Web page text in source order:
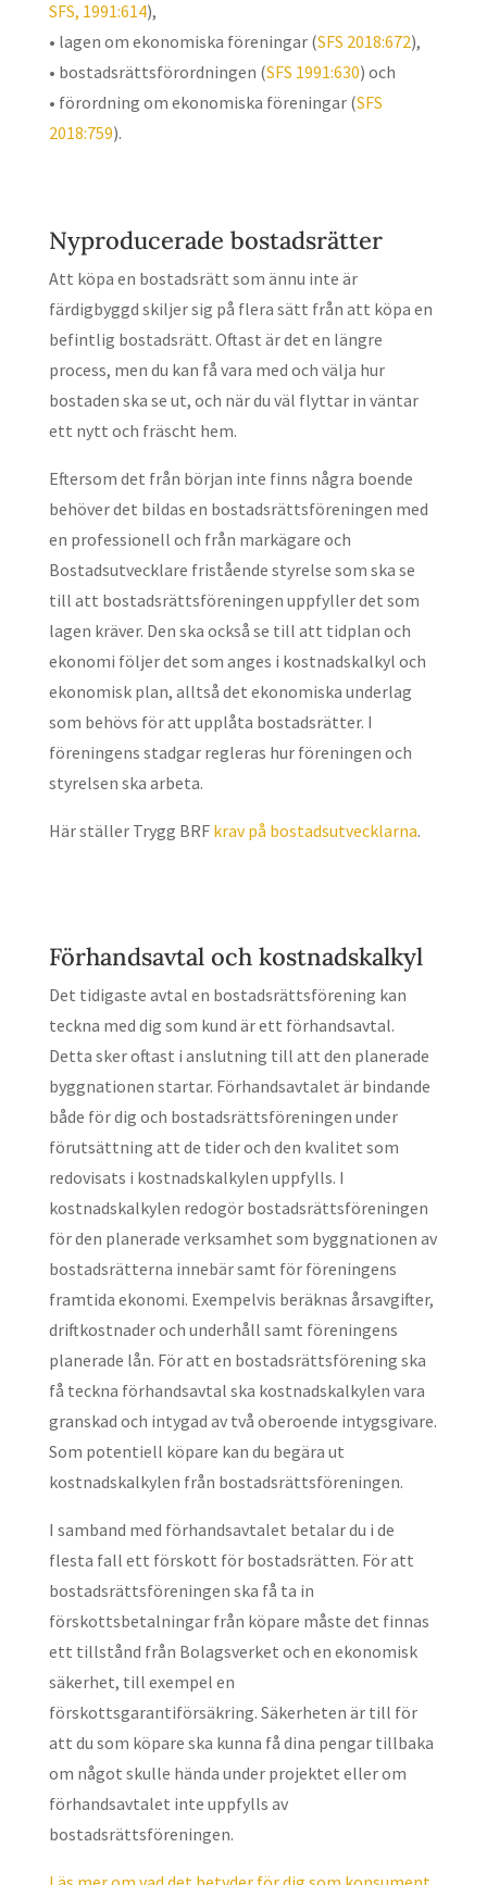
SFS, 1991:614),
• lagen om ekonomiska föreningar (SFS 2018:672),
• bostadsrättsförordningen (SFS 1991:630) och
• förordning om ekonomiska föreningar (SFS
2018:759).
Nyproducerade bostadsrätter
Att köpa en bostadsrätt som ännu inte är
färdigbyggd skiljer sig på flera sätt från att köpa en
befintlig bostadsrätt. Oftast är det en längre
process, men du kan få vara med och välja hur
bostaden ska se ut, och när du väl flyttar in väntar
ett nytt och fräscht hem.
Eftersom det från början inte finns några boende
behöver det bildas en bostadsrättsföreningen med
en professionell och från markägare och
Bostadsutvecklare fristående styrelse som ska se
till att bostadsrättsföreningen uppfyller det som
lagen kräver. Den ska också se till att tidplan och
ekonomi följer det som anges i kostnadskalkyl och
ekonomisk plan, alltså det ekonomiska underlag
som behövs för att upplåta bostadsrätter. I
föreningens stadgar regleras hur föreningen och
styrelsen ska arbeta.
Här ställer Trygg BRFkrav på bostadsutvecklarna.
Förhandsavtal och kostnadskalkyl
Det tidigaste avtal en bostadsrättsförening kan
teckna med dig som kund är ett förhandsavtal.
Detta sker oftast i anslutning till att den planerade
byggnationen startar. Förhandsavtalet är bindande
både för dig och bostadsrättsföreningen under
förutsättning att de tider och den kvalitet som
redovisats i kostnadskalkylen uppfylls. I
kostnadskalkylen redogör bostadsrättsföreningen
för den planerade verksamhet som byggnationen av
bostadsrätterna innebär samt för föreningens
framtida ekonomi. Exempelvis beräknas årsavgifter,
driftkostnader och underhåll samt föreningens
planerade lån. För att en bostadsrättsförening ska
få teckna förhandsavtal ska kostnadskalkylen vara
granskad och intygad av två oberoende intygsgivare.
Som potentiell köpare kan du begära ut
kostnadskalkylen från bostadsrättsföreningen.
I samband med förhandsavtalet betalar du i de
flesta fall ett förskott för bostadsrätten. För att
bostadsrättsföreningen ska få ta in
förskottsbetalningar från köpare måste det finnas
ett tillstånd från Bolagsverket och en ekonomisk
säkerhet, till exempel en
förskottsgarantiförsäkring. Säkerheten är till för
att du som köpare ska kunna få dina pengar tillbaka
om något skulle hända under projektet eller om
förhandsavtalet inte uppfylls av
bostadsrättsföreningen.